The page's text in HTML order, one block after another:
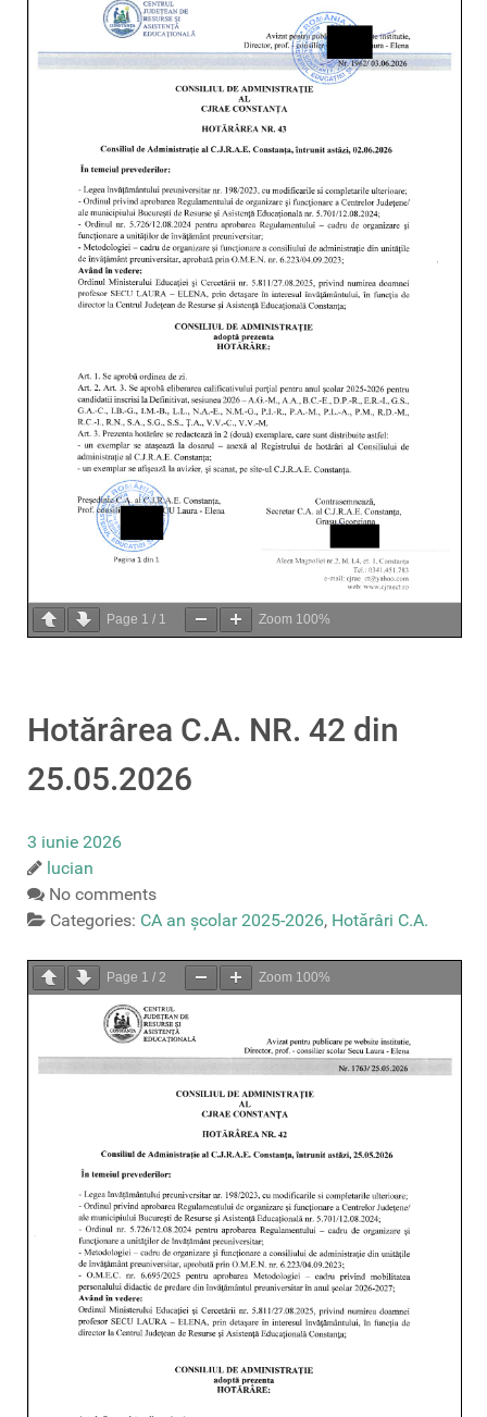
Page 1 / 1 Zoom 100%
Hotărârea C.A. NR. 42 din
25.05.2026
3 iunie 2026
lucian
No comments
Categories: CA an școlar 2025-2026, Hotărâri C.A.
Page 1 / 2 Zoom 100%